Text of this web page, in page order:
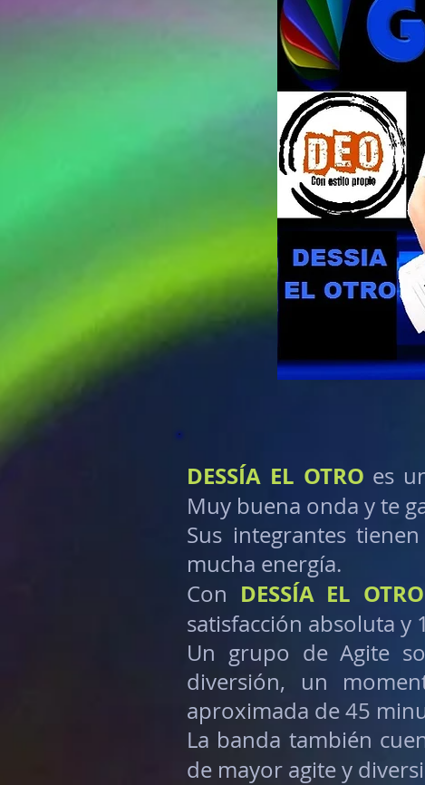
DESSÍA EL OTRO es
Muy buena onda y te
Sus integrantes
mucha energía.
Con DESSÍA EL OTRO
satisfacción absoluta y
Un grupo de Agite
diversión, un
aproximada de 45
La banda también
de mayor agite y